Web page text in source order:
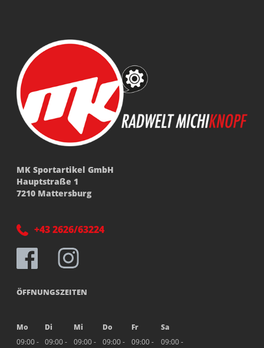
MK Sportartikel GmbH
Hauptstraße 1
7210 Mattersburg
+43 2626/63224
ÖFFNUNGSZEITEN
Mo Di Mi Do Fr
Sa
09:00 -
09:00 -
09:00 -
09:00 -
09:00 -
09:00 -